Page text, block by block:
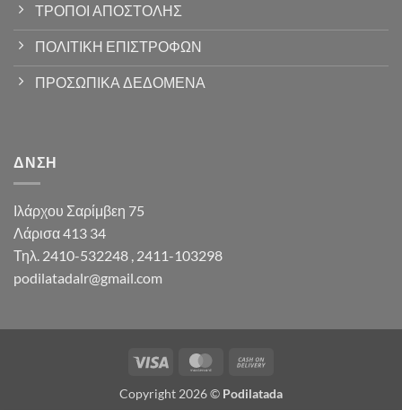
ΤΡΟΠΟΙ ΑΠΟΣΤΟΛΗΣ
ΠΟΛΙΤΙΚΗ ΕΠΙΣΤΡΟΦΩΝ
ΠΡΟΣΩΠΙΚΑ ΔΕΔΟΜΕΝΑ
ΔΝΣΗ
Ιλάρχου Σαρίμβεη 75
Λάρισα 413 34
Τηλ. 2410-532248 , 2411-103298
podilatadalr@gmail.com
Visa MasterCard
Delivery
Copyright 2026 © Podilatada